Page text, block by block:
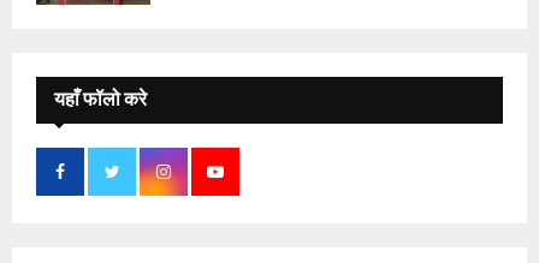
यहाँ फॉलो करे